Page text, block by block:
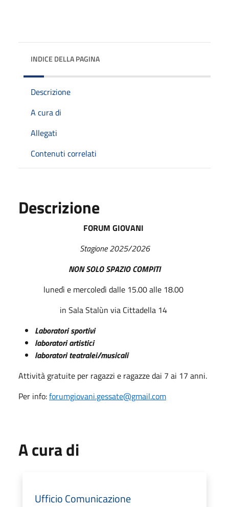
INDICE DELLA PAGINA
Descrizione
A cura di
Allegati
Contenuti correlati
Descrizione
FORUM GIOVANI
Stagione 2025/2026
NON SOLO SPAZIO COMPITI
lunedì e mercoledì dalle 15.00 alle 18.00
in Sala Stalùn via Cittadella 14
Laboratori sportivi
laboratori artistici
laboratori teatralei/musicali
Attività gratuite per ragazzi e ragazze dai 7 ai 17 anni.
Per info:forumgiovani.gessate@gmail.com
A cura di
Ufficio Comunicazione